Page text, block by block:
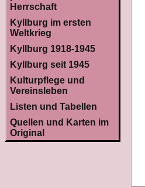
Herrschaft
Kyllburg im ersten
Weltkrieg
Kyllburg 1918-1945
Kyllburg seit 1945
Kulturpflege und
Vereinsleben
Listen und Tabellen
Quellen und Karten im
Original